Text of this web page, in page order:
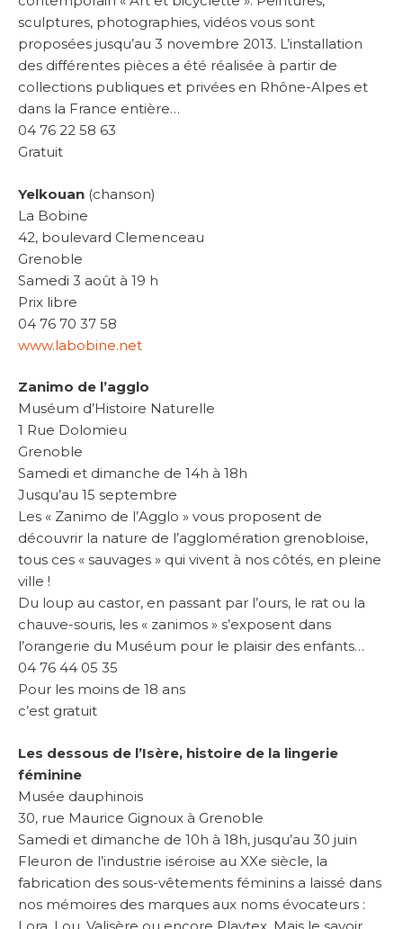
sculptures, photographies, vidéos vous sont
proposées jusqu’au 3 novembre 2013. L’installation
des différentes pièces a été réalisée à partir de
collections publiques et privées en Rhône-Alpes et
dans la France entière…
04 76 22 58 63
Gratuit
Yelkouan (chanson)
La Bobine
42, boulevard Clemenceau
Grenoble
Samedi 3 août à 19 h
Prix libre
04 76 70 37 58
www.labobine.net
Zanimo de l’agglo
Muséum d’Histoire Naturelle
1 Rue Dolomieu
Grenoble
Samedi et dimanche de 14h à 18h
Jusqu’au 15 septembre
Les « Zanimo de l’Agglo » vous proposent de
découvrir la nature de l’agglomération grenobloise,
tous ces « sauvages » qui vivent à nos côtés, en pleine
ville !
Du loup au castor, en passant par l’ours, le rat ou la
chauve-souris, les « zanimos » s’exposent dans
l’orangerie du Muséum pour le plaisir des enfants…
04 76 44 05 35
Pour les moins de 18 ans
c’est gratuit
Les dessous de l’Isère, histoire de la lingerie
féminine
Musée dauphinois
30, rue Maurice Gignoux à Grenoble
Samedi et dimanche de 10h à 18h, jusqu’au 30 juin
Fleuron de l’industrie iséroise au XXe siècle, la
fabrication des sous-vêtements féminins a laissé dans
nos mémoires des marques aux noms évocateurs :